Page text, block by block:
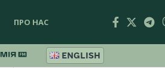
ПРО НАС
ENGLISH